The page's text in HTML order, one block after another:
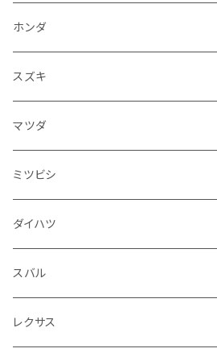
BMW
メルセデス・ベンツ
フォルクスワーゲン
ジープ
ボルボ
ジャガー
プジョー
アウディ
BMW
メルセデス・ベンツ
フォルクスワーゲン
ジープ
ボルボ
ジャガー
ダイハツ
スバル
アルファロメオ
アストンマーティン
アウディ
ベントレー
BMW
サイドミラー
フロントガラス
リアバンパー
バックドアガラス
トランクリッド
ダッシュボード
センタークラスター
ハーレーダビッドソン
BMW
トライアンフ
ドゥカティ
モトグッツイ
アプリリア
KTM
燃料タンクキャップ
ハンドル
ホーン
ブレーキ
ブレーキパッド
ブレーキ・クラッチレバー
エンジン
オルタネーター
オイルフィルター
電装系
スピードメーター
ウインカー
足回り
サスペンション
ホイール
駆動系
クラッチ
クラッチホース
フレーム
ライト系
室内アクセサリー
収納ケース
ダッシュボード
ワイパー
ライト系
フォグランプ
ステアリング系
シートカバー
外装系
タイヤ回り系
フロアマット
電装系
ウインカー
トランクマット
ホンダ
フロアマット
運転席周り
トランクマット
フェンダー周り
フロントガラス回り
サイドミラー
スズキ
フロアマット
フロントガラス回り
ウォッシャージェット
フェンダー周り
運転席周り
アームレスト
バイク 排気系
マツダ
フロアマット
ボンネット回り
フェンダー周り
フロントガラス回り
ミツビシ
フロアマット
キーホルダー
フロントガラス回り
ダイハツ
フロアマット
フロントガラス回り
スバル
フロアマット
レクサス